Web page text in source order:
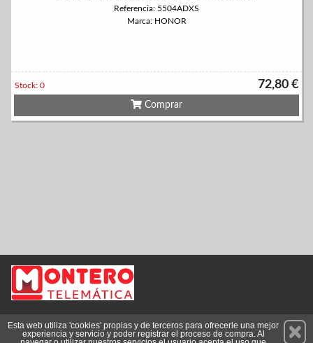
Referencia: 5504ADXS
Marca: HONOR
72,80 €
Stock: 0
Comprar
Suscríbete
Esta web utiliza 'cookies' propias y de terceros para ofrecerle una mejor
experiencia y servicio y poder registrar el proceso de compra. Al